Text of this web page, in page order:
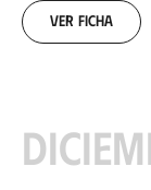
11-
30
Ver ficha